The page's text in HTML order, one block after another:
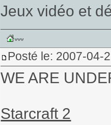
Jeux vidéo et
Posté le: 2007-04-
WE ARE
Starcraft 2